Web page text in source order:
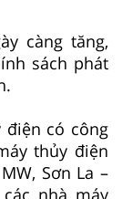
càng tăng,
sách phát
có công
thủy điện
Sơn La –
nhà máy